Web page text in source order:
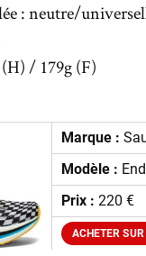
: neutre/
/ 179g (F)
Marque :
Modèle :
Prix : 220 €
ACHETER